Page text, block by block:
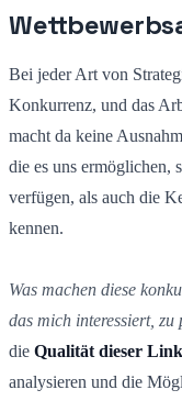
Bei jeder Art von
Konkurrenz, und das
macht da keine
die es uns ermöglichen,
verfügen, als auch die
kennen.
Was machen diese
das mich interessiert, zu
die Qualität dieser
analysieren und die